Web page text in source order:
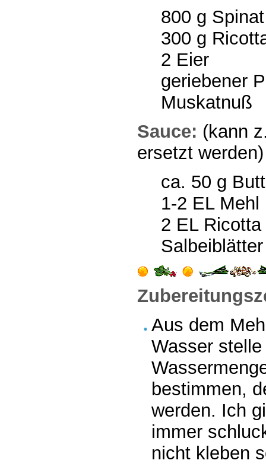
800 g
300 g
2 Eier
geriebener
Muskatnuß
Sauce: (kann
ersetzt werden)
ca. 50 g
1-2 EL Mehl
2 EL Ricotta
Aus dem
Wasser
bestimmen,
werden. Ich
immer
nicht kleben